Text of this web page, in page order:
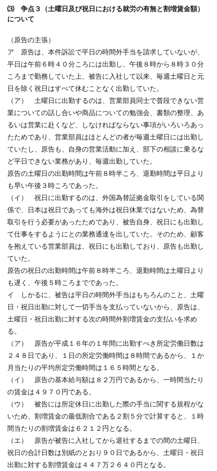
⑶ 争点３（土曜日及び祝日における就労の有無と割増賃金額）
について
（原告の主張）
ア 原告は、本件訴訟で平日の時間外手当を請求していないが、
平日は午前６時４０分ころには出勤し、午後８時から８時３０分
ころまで勤務していた上、被告に入社して以来、毎週土曜日と元
日を除く祝日はすべて休むことなく出勤していた。
（ア） 土曜日に出勤するのは、営業部員同士で普段できない営
業についての話し合いや商品についての勉強会、書類の整理、あ
るいは営業に赴くなど、しなければならない事項がいろいろあっ
たためであり、営業部員はほとんどの者が毎週土曜日には出勤し
ていたし、原告も、自身の営業活動に加え、部下の相談に乗るな
ど平日できない業務があり、毎週出勤していた。
原告の土曜日の出勤時間は午前８時半ころ、退勤時間は平日より
も早い午後３時ころであった。
（イ） 祝日に出勤するのは、外国為替証拠金取引をしている関
係で、日本は祝日であっても海外は祝日休業ではないため、為替
取引を行う必要があったためであり、被告自身、祝日にも出勤し
て仕事をするようにとの業務通達を出していた。そのため、顧客
を抱えている営業部員は、祝日にも出勤しており、原告も出勤し
ていた。
原告の祝日の出勤時間は午前８時半ころ、退勤時間は土曜日より
も遅く、午後５時ころまでであった。
イ しかるに、被告は平日の時間外手当はもちろんのこと、土曜
日・祝日出勤に対して一切手当を支払っていないから、原告は、
土曜日・祝日出勤に対する次の時間外割増賃金の支払いを求め
る。
（ア） 原告が平成１６年の１年間に出勤すべき所定労働日数は
２４８日であり、１日の所定労働時間は８時間であるから、１か
月当たりの平均所定労働時間は１６５時間となる。
（イ） 原告の基本給与額は８２万円であるから、一時間当たり
の賃金は４９７０円である。
（ウ） 被告には所定休日に出勤した際の手当に関する規程がな
いため、割増賃金の最低割合である２割５分で計算すると、１時
間当たりの割増賃金は６２１２円となる。
（エ） 原告が被告に入社してから退社するまでの間の土曜日、
祝日の合計日数は別紙のとおり９０日であるから、土曜日・祝日
出勤に対する割増賃金は４４７万２６４０円となる。